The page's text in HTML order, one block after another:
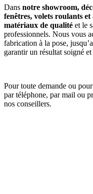
Dans notre showroom,
fenêtres, volets roulants et
matériaux de qualité et le
professionnels. Nous vous
fabrication à la pose,
garantir un résultat soigné
Pour toute demande ou
par téléphone, par mail ou
nos conseillers.